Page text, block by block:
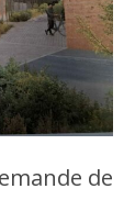
de